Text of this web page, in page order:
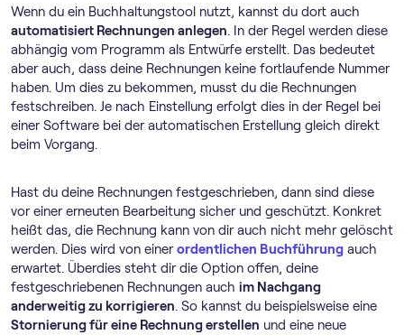
Wenn du ein Buchhaltungstool nutzt, kannst du dort auch
automatisiert Rechnungen anlegen. In der Regel werden diese
abhängig vom Programm als Entwürfe erstellt. Das bedeutet
aber auch, dass deine Rechnungen keine fortlaufende Nummer
haben. Um dies zu bekommen, musst du die Rechnungen
festschreiben. Je nach Einstellung erfolgt dies in der Regel bei
einer Software bei der automatischen Erstellung gleich direkt
beim Vorgang.
Hast du deine Rechnungen festgeschrieben, dann sind diese
vor einer erneuten Bearbeitung sicher und geschützt. Konkret
heißt das, die Rechnung kann von dir auch nicht mehr gelöscht
werden. Dies wird von einerordentlichen Buchführung auch
erwartet. Überdies steht dir die Option offen, deine
festgeschriebenen Rechnungen auch im Nachgang
anderweitig zu korrigieren. So kannst du beispielsweise eine
Stornierung für eine Rechnung erstellen und eine neue